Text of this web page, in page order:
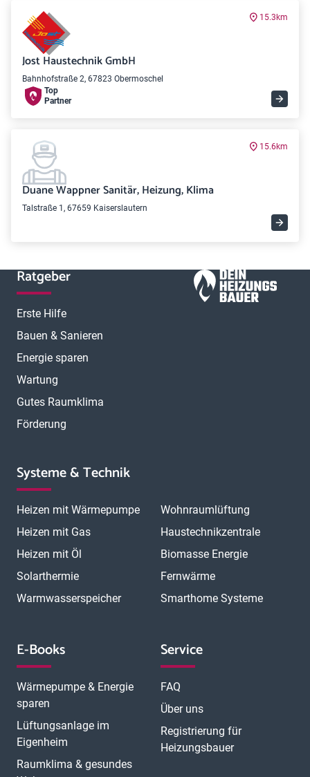
15.3km
Jost Haustechnik GmbH
Bahnhofstraße 2, 67823 Obermoschel
Top
Partner
15.6km
Duane Wappner Sanitär, Heizung, Klima
Talstraße 1, 67659 Kaiserslautern
Ratgeber
Erste Hilfe
Bauen & Sanieren
Energie sparen
Wartung
Gutes Raumklima
Förderung
Systeme & Technik
Heizen mit Wärmepumpe
Heizen mit Gas
Heizen mit Öl
Solarthermie
Warmwasserspeicher
Wohnraumlüftung
Haustechnikzentrale
Biomasse Energie
Fernwärme
Smarthome Systeme
E-Books
Wärmepumpe & Energie
sparen
Lüftungsanlage im
Eigenheim
Raumklima & gesundes
Service
FAQ
Über uns
Registrierung für
Heizungsbauer